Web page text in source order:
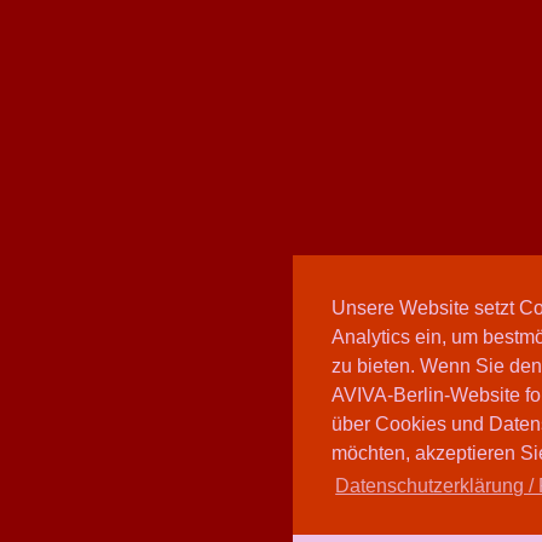
Unsere Website setzt
Analytics ein, um
zu bieten. Wenn Sie
AVIVA-Berlin-Website
über Cookies und
möchten, akzeptieren
Datenschutzerklärung /